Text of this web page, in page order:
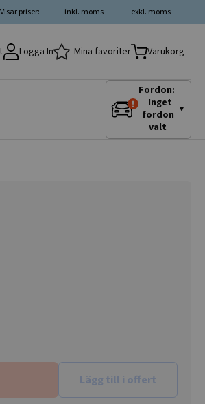
exkl. moms
inkl. moms
Visar priser:
Logga In Mina favoriter Varukorg
Fordon:
Inget
fordon
valt
▼
Lägg till i offert